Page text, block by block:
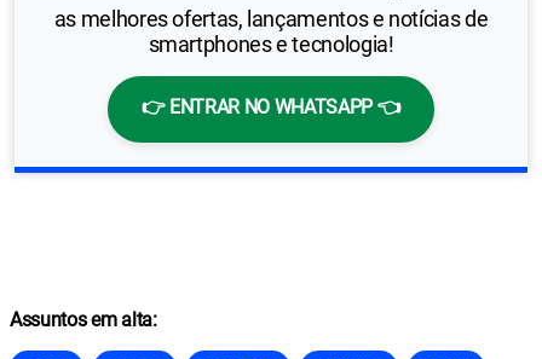
as melhores ofertas, lançamentos e notícias de
smartphones e tecnologia!
👉 ENTRAR NO WHATSAPP 👈
Assuntos em alta: